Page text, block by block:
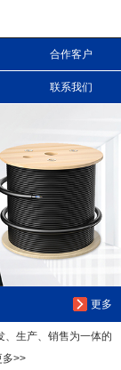
合作客户
联系我们
更多
、生产、销售为一体的
多>>
搜索